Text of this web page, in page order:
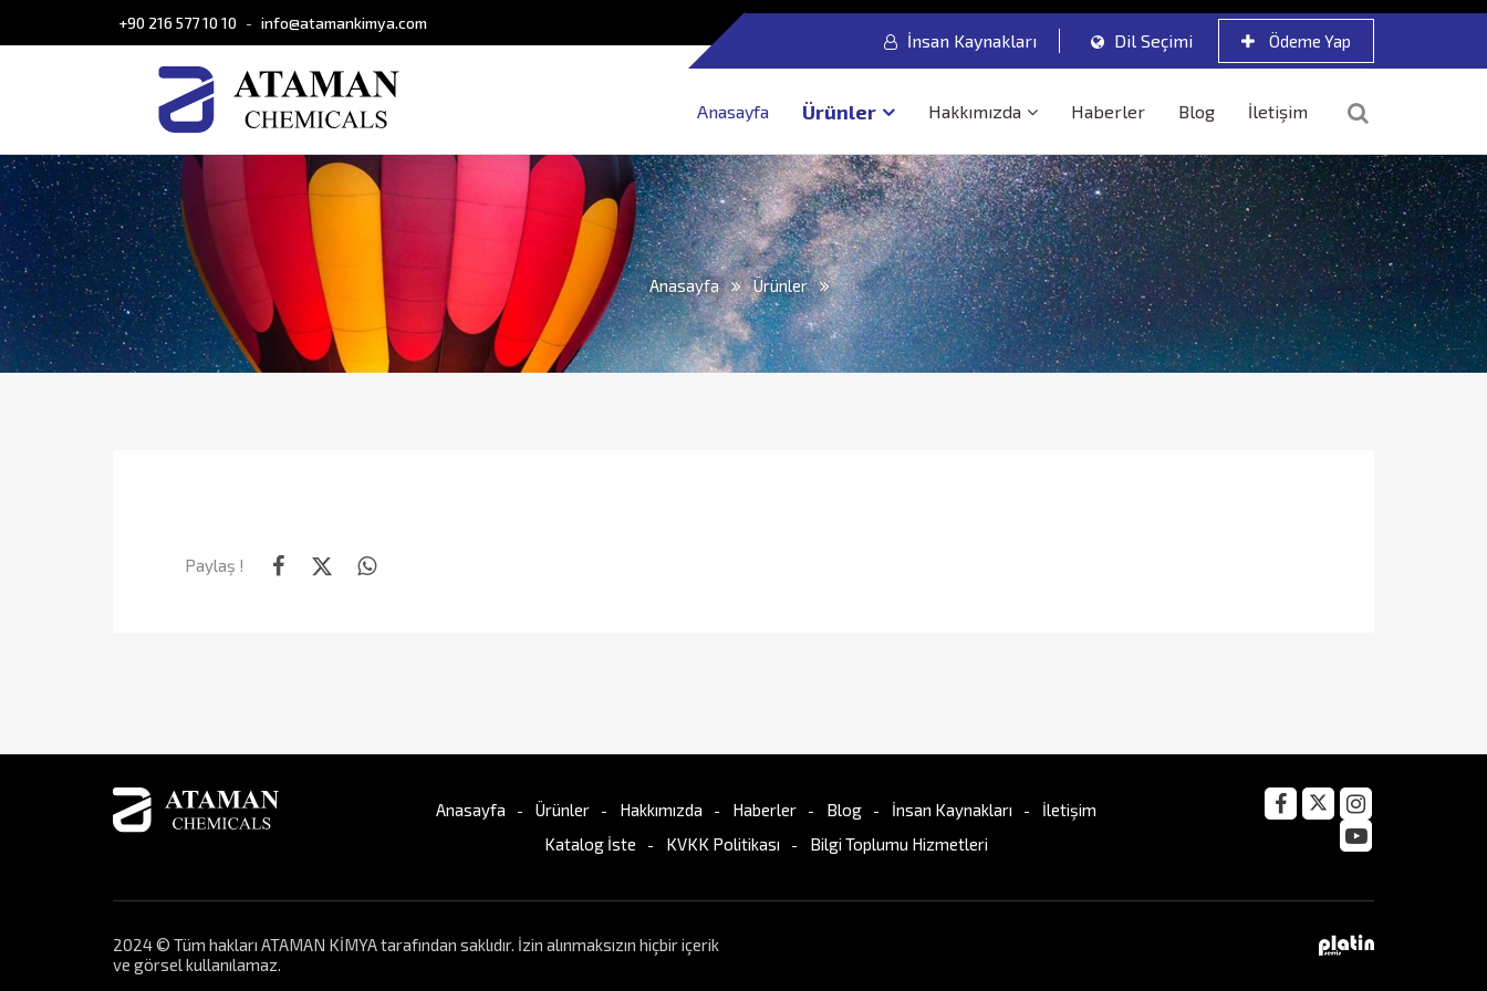
+90 216 577 10 10 - info@atamankimya.com
İnsan Kaynakları Dil Seçimi Ödeme Yap
Anasayfa Ürünler Hakkımızda Haberler Blog İletişim
Anasayfa Ürünler
Paylaş !
Anasayfa Ürünler Hakkımızda Haberler Blog İnsan Kaynakları
İletişim
Katalog İste
KVKK Politikası Bilgi Toplumu Hizmetleri
2024 © Tüm hakları ATAMAN KİMYA tarafından saklıdır. İzin alınmaksızın hiçbir içerik
ve görsel kullanılamaz.